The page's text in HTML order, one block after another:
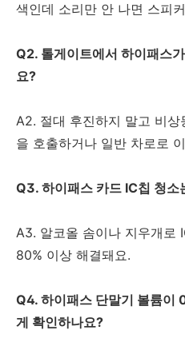
색인데 소리만 안 나면 스피
Q2. 톨게이트에서 하이패스
요?
A2. 절대 후진하지 말고 비
을 호출하거나 일반 차로로
Q3. 하이패스 카드 IC칩 청소
A3. 알코올 솜이나 지우개로
80% 이상 해결돼요.
Q4. 하이패스 단말기 볼륨이
게 확인하나요?